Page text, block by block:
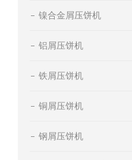
镍合金屑压饼机
铝屑压饼机
铁屑压饼机
铜屑压饼机
钢屑压饼机